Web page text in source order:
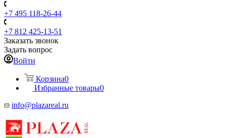
+7 495 118-26-44
+7 812 425-13-51
Заказать звонок
Задать вопрос
Войти
Корзина0
Избранные товары0
info@plazareal.ru